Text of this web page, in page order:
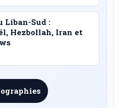
Liban-Sud :
Hezbollah, Iran et